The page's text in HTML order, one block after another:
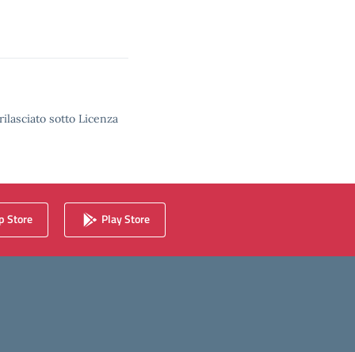
sotto Licenza
Store Play Store